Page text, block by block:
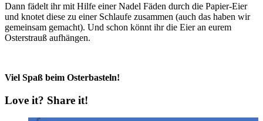
Dann fädelt ihr mit Hilfe einer Nadel Fäden durch die Papier-Eier
und knotet diese zu einer Schlaufe zusammen (auch das haben wir
gemeinsam gemacht). Und schon könnt ihr die Eier an eurem
Osterstrauß aufhängen.
Viel Spaß beim Osterbasteln!
Love it? Share it!